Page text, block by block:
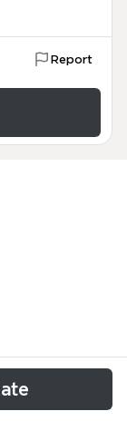
Report
得設計的
不限、目